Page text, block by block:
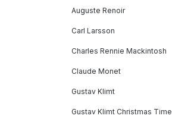
Auguste Renoir
Carl Larsson
Charles Rennie Mackintosh
Claude Monet
Gustav Klimt
Gustav Klimt Christmas Time